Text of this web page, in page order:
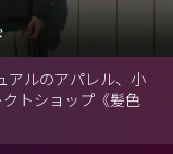
アルのアパレル、小
トショップ《髪色